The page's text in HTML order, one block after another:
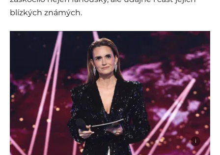
blízkých známých.
i